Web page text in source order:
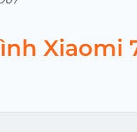
Xiaomi